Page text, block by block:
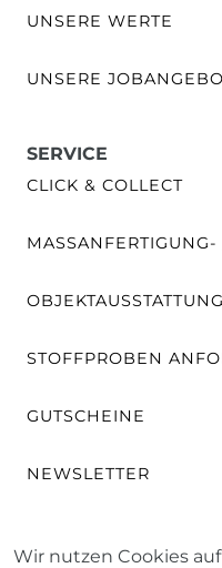
UNSERE WERTE
UNSERE
SERVICE
CLICK & COLLECT
OBJEKTAUSSTATTUNG
STOFFPROBEN
GUTSCHEINE
NEWSLETTER
FAQ
Wir nutzen Cookies